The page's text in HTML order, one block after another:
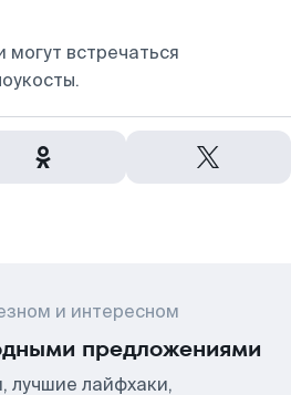
могут встречаться
и интересном
предложениями
лучшие лайфхаки,